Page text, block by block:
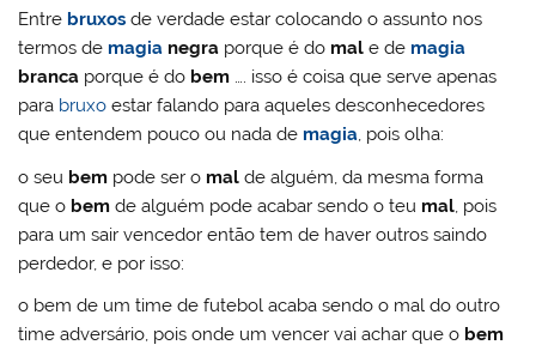
Entre bruxos de verdade estar colocando o assunto nos
termos de magia negra porque é do mal e de magia
branca porque é do bem …. isso é coisa que serve apenas
para bruxo estar falando para aqueles desconhecedores
que entendem pouco ou nada de magia, pois olha:
o seu bem pode ser o mal de alguém, da mesma forma
que o bem de alguém pode acabar sendo o teu mal, pois
para um sair vencedor então tem de haver outros saindo
perdedor, e por isso:
o bem de um time de futebol acaba sendo o mal do outro
time adversário, pois onde um vencer vai achar que o bem